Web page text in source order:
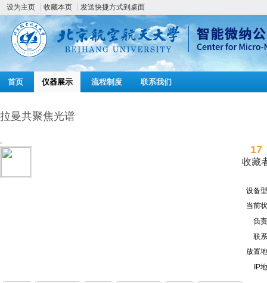
设为主页 收藏本页 发送快捷方式到桌面
首页 仪器展示 流程制度 联系我们
拉曼共聚焦光谱
17
收藏
设备
当前
负
联
放置
IP